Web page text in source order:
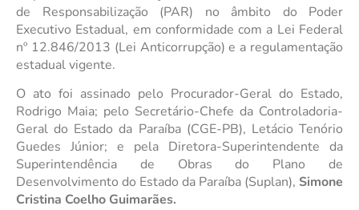
de Responsabilização (PAR) no âmbito do Poder
Executivo Estadual, em conformidade com a Lei Federal
nº 12.846/2013 (Lei Anticorrupção) e a regulamentação
estadual vigente.
O ato foi assinado pelo Procurador-Geral do Estado,
Rodrigo Maia; pelo Secretário-Chefe da Controladoria-
Geral do Estado da Paraíba (CGE-PB), Letácio Tenório
Guedes Júnior; e pela Diretora-Superintendente da
Superintendência de Obras do Plano de
Desenvolvimento do Estado da Paraíba (Suplan), Simone
Cristina Coelho Guimarães.